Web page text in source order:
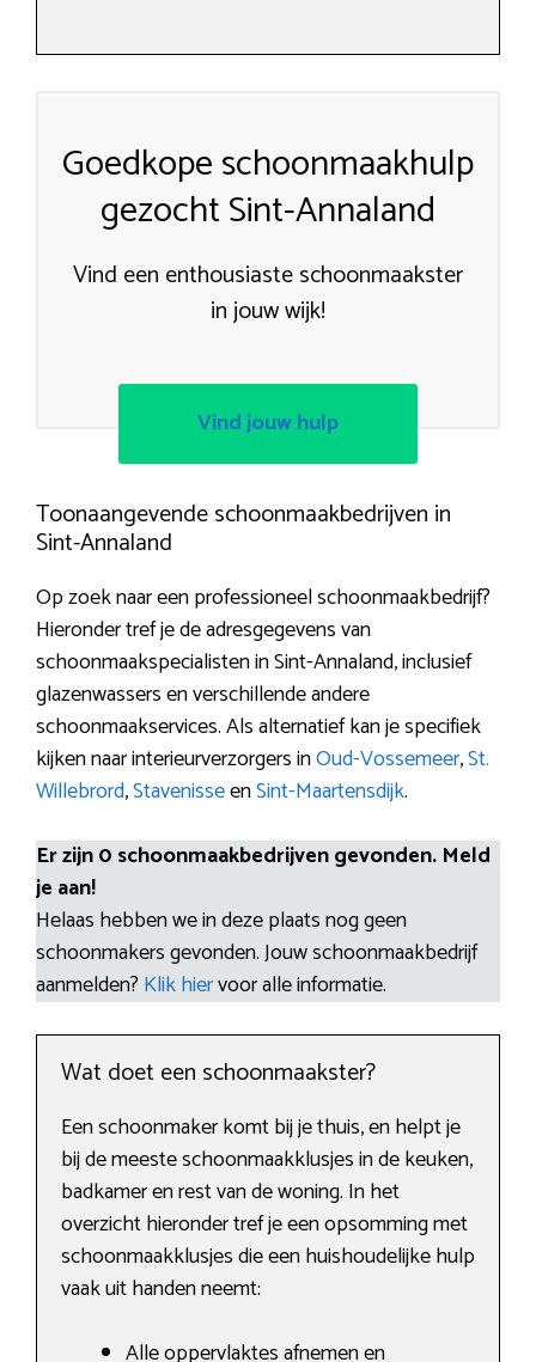
Goedkope schoonmaakhulp
gezocht Sint-Annaland
Vind een enthousiaste schoonmaakster
in jouw wijk!
Vind jouw hulp
Toonaangevende schoonmaakbedrijven in
Sint-Annaland
Op zoek naar een professioneel schoonmaakbedrijf?
Hieronder tref je de adresgegevens van
schoonmaakspecialisten in Sint-Annaland, inclusief
glazenwassers en verschillende andere
schoonmaakservices. Als alternatief kan je specifiek
kijken naar interieurverzorgers inOud-Vossemeer,St.
Willebrord,StavenisseenSint-Maartensdijk.
Er zijn 0 schoonmaakbedrijven gevonden. Meld
je aan!
Helaas hebben we in deze plaats nog geen
schoonmakers gevonden. Jouw schoonmaakbedrijf
aanmelden? Klik hiervoor alle informatie.
Wat doet een schoonmaakster?
Een schoonmaker komt bij je thuis, en helpt je
bij de meeste schoonmaakklusjes in de keuken,
badkamer en rest van de woning. In het
overzicht hieronder tref je een opsomming met
schoonmaakklusjes die een huishoudelijke hulp
vaak uit handen neemt:
Alle oppervlaktes afnemen en